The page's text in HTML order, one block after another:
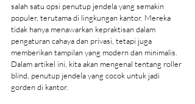
salah satu opsi penutup jendela yang semakin
populer, terutama di lingkungan kantor. Mereka
tidak hanya menawarkan kepraktisan dalam
pengaturan cahaya dan privasi, tetapi juga
memberikan tampilan yang modern dan minimalis.
Dalam artikel ini, kita akan mengenal tentang roller
blind, penutup jendela yang cocok untuk jadi
gorden di kantor.